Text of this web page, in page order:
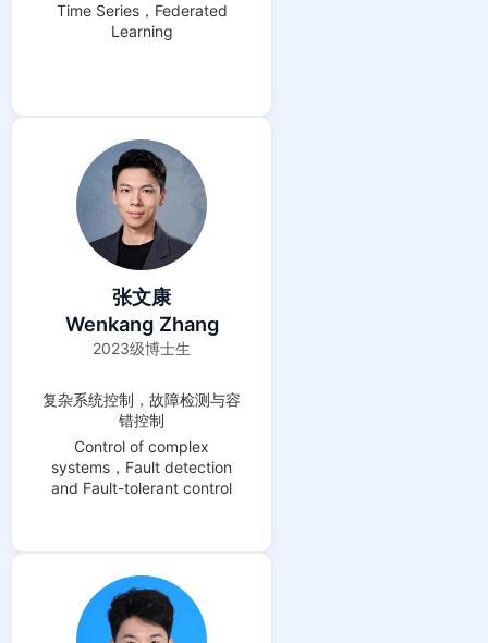
Time Series，Federated
Learning
张文康
Wenkang Zhang
2023级博士生
复杂系统控制，故障检测与容
错控制
Control of complex
systems，Fault detection
and Fault-tolerant control